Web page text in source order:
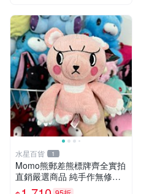
水星百貨 1
Momo熊郵差熊標牌齊全實拍
直銷嚴選商品 純手作無修圖
可收藏 郵差熊 Momo熊 標牌